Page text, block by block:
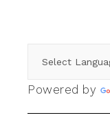
Powered by